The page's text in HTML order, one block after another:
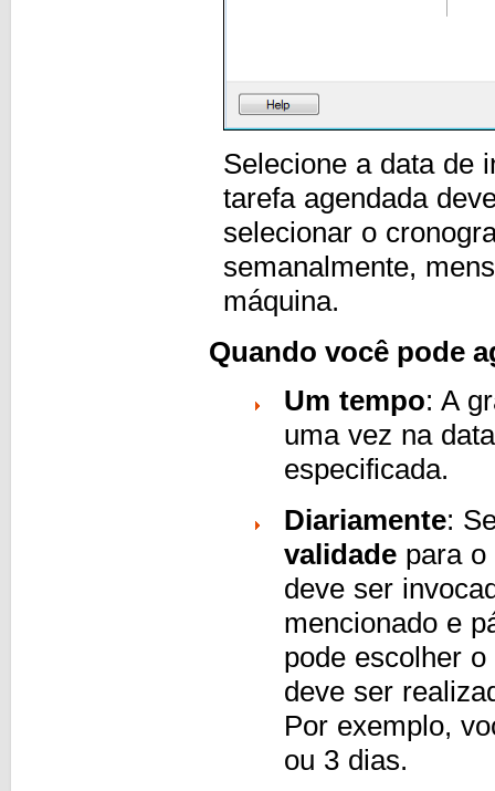
Selecione a data de
tarefa agendada
selecionar o
semanalmente,
máquina.
Quando você pode
Um tempo: A
uma vez na
especificada.
Diariamente:
validade para o
deve ser
mencionado e
pode escolher
deve ser
Por exemplo,
ou 3 dias.